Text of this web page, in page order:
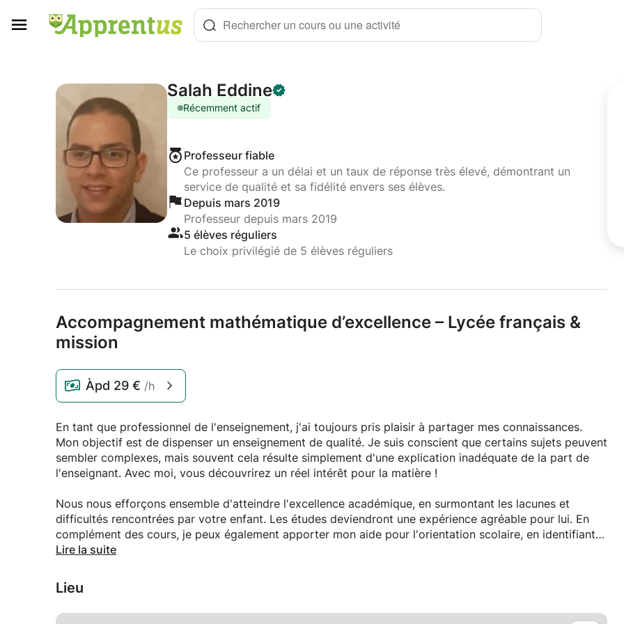
Rechercher un cours ou une activité
Salah Eddine
Récemment actif
Professeur fiable
Ce professeur a un délai et un taux de réponse très élevé, démontrant un
service de qualité et sa fidélité envers ses élèves.
Depuis mars 2019
Professeur depuis mars 2019
5 élèves réguliers
Le choix privilégié de 5 élèves réguliers
Accompagnement mathématique d’excellence – Lycée français &
mission
Àpd 29 € /h
En tant que professionnel de l'enseignement, j'ai toujours pris plaisir à partager mes connaissances.
Mon objectif est de dispenser un enseignement de qualité. Je suis conscient que certains sujets peuvent
sembler complexes, mais souvent cela résulte simplement d'une explication inadéquate de la part de
l'enseignant. Avec moi, vous découvrirez un réel intérêt pour la matière !
Nous nous efforçons ensemble d'atteindre l'excellence académique, en surmontant les lacunes et
difficultés rencontrées par votre enfant. Les études deviendront une expérience agréable pour lui. En
complément des cours, je peux également apporter mon aide pour l'orientation scolaire, en identifiant
ses préférences et en mettant en valeur les avantages et les bénéfices d'une ambition éducative
Les séances se déroulent généralement selon les étapes suivantes :
Lire la suite
Lieu